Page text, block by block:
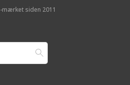
mærket siden 2011